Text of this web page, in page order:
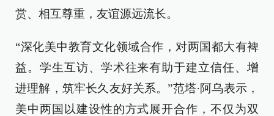
赏、相互尊重，友谊源远流长。
“深化美中教育文化领域合作，对两国都大有裨
益。学生互访、学术往来有助于建立信任、增
进理解，筑牢长久友好关系。”范塔·阿乌表示，
美中两国以建设性的方式展开合作，不仅为双